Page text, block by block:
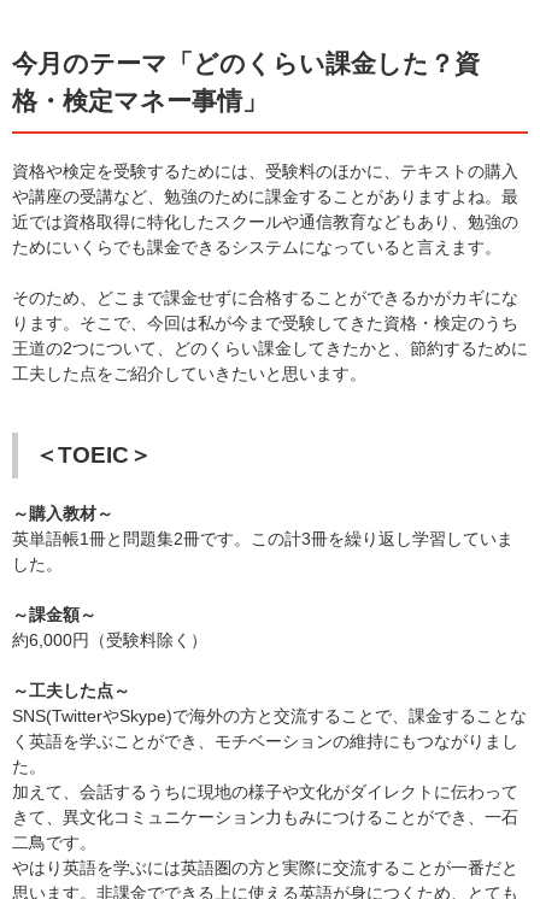
今月のテーマ「どのくらい課金した？資
格・検定マネー事情」
資格や検定を受験するためには、受験料のほかに、テキストの購入
や講座の受講など、勉強のために課金することがありますよね。最
近では資格取得に特化したスクールや通信教育などもあり、勉強の
ためにいくらでも課金できるシステムになっていると言えます。
そのため、どこまで課金せずに合格することができるかがカギにな
ります。そこで、今回は私が今まで受験してきた資格・検定のうち
王道の2つについて、どのくらい課金してきたかと、節約するために
工夫した点をご紹介していきたいと思います。
＜TOEIC＞
～購入教材～
英単語帳1冊と問題集2冊です。この計3冊を繰り返し学習していま
した。
～課金額～
約6,000円（受験料除く）
～工夫した点～
SNS(TwitterやSkype)で海外の方と交流することで、課金することな
く英語を学ぶことができ、モチベーションの維持にもつながりまし
た。
加えて、会話するうちに現地の様子や文化がダイレクトに伝わって
きて、異文化コミュニケーション力もみにつけることができ、一石
二鳥です。
やはり英語を学ぶには英語圏の方と実際に交流することが一番だと
思います。非課金でできる上に使える英語が身につくため、とても